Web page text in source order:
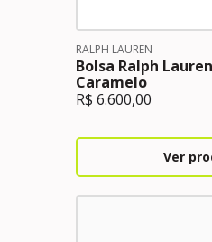
RALPH LAUREN
Bolsa Ralph
Caramelo
R$ 6.600,00
Ver